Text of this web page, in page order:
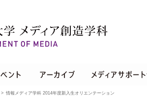
> 情報メディア学科 2014年度新入生オリエンテーション